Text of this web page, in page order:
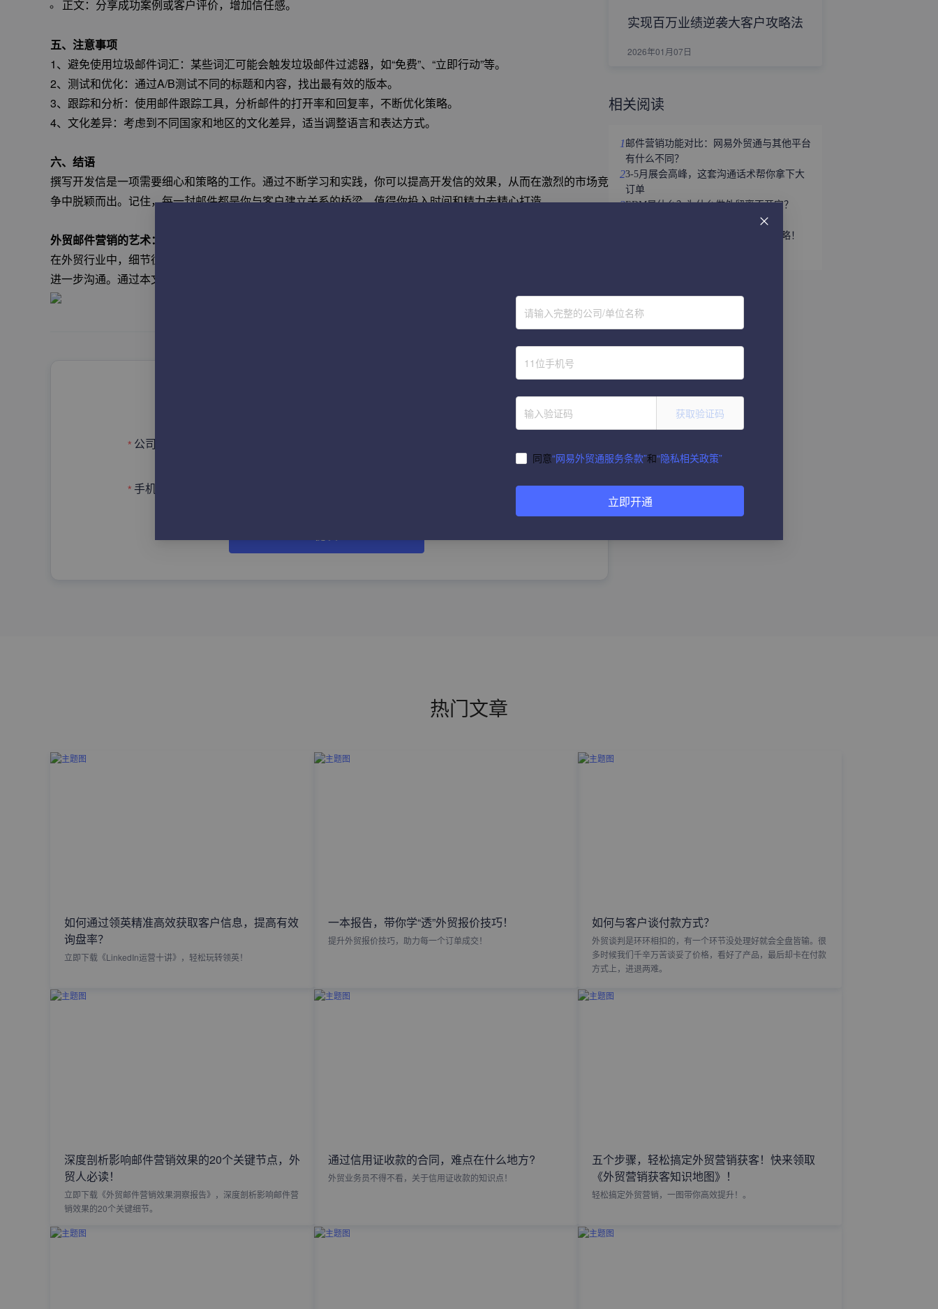
正文：分享成功案例或客户评价，增加信任感。
五、注意事项
1、避免使用垃圾邮件词汇：某些词汇可能会触发垃圾邮件过滤器，如“免费”、“立即行动”等。
2、测试和优化：通过A/B测试不同的标题和内容，找出最有效的版本。
3、跟踪和分析：使用邮件跟踪工具，分析邮件的打开率和回复率，不断优化策略。
4、文化差异：考虑到不同国家和地区的文化差异，适当调整语言和表达方式。
六、结语
撰写开发信是一项需要细心和策略的工作。通过不断学习和实践，你可以提高开发信的效果，从而在激烈的市场竞
争中脱颖而出。记住，每一封邮件都是你与客户建立关系的桥梁，值得你投入时间和精力去精心打造。
外贸邮件营销的艺术：细节决定成败
在外贸行业中，细节往往决定着邮件营销的成败。从邮件的标题到签名，每一个环节都可能影响客户是否愿意与你
进一步沟通。通过本文的指导，希望你能掌握撰写高回复率开发信的技巧，为你的外贸事业开启成功的大门。
公司名称
手机号码
实现百万业绩逆袭大客户攻略法
2026年01月07日
相关阅读
1 邮件营销功能对比：网易外贸通与其他平台
有什么不同？
23-5月展会高峰，这套沟通话术帮你拿下大
订单
3EDM是什么？为什么做外贸离不开它？
春节或许是外贸开发客户最好的时机
一套能让外贸沟通效率翻倍的话术攻略！
热门文章
如何通过领英精准高效获取客户信息，提高有效
询盘率？
立即下载《LinkedIn运营十讲》，轻松玩转领英！
一本报告，带你学“透”外贸报价技巧！
提升外贸报价技巧，助力每一个订单成交！
如何与客户谈付款方式？
外贸谈判是环环相扣的，有一个环节没处理好就会全盘皆输。很
多时候我们千辛万苦谈妥了价格，看好了产品，最后却卡在付款
方式上，进退两难。
深度剖析影响邮件营销效果的20个关键节点，外
贸人必读！
立即下载《外贸邮件营销效果洞察报告》，深度剖析影响邮件营
销效果的20个关键细节。
通过信用证收款的合同，难点在什么地方?
外贸业务员不得不看，关于信用证收款的知识点！
五个步骤，轻松搞定外贸营销获客！快来领取
《外贸营销获客知识地图》！
轻松搞定外贸营销，一图带你高效提升！。
请输入完整的公司/单位名称
获取验证码
同意“网易外贸通服务条款”和“隐私相关政策”
立即开通